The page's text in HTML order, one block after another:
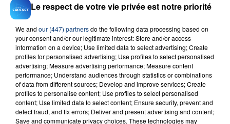
INCENDIE MORTEL À LENS : UNE FEMME ET
SON BÉBÉ ENTRE LA VIE ET LA...
Un homme s'est immolé par le feu après avoir
aspergé sa compagne et leur bébé de trois mois
d'un liquide inflammable.
20 juillet 2026
Le respect de votre vie privée est notre priorité
We and our (447) partnersdo the following data processing based on
your consent and/or our legitimate interest: Store and/or access
information on a device; Use limited data to select advertising; Create
profiles for personalised advertising; Use profiles to select personalised
advertising; Measure advertising performance; Measure content
performance; Understand audiences through statistics or combinations
of data from different sources; Develop and improve services; Create
profiles to personalise content; Use profiles to select personalised
content; Use limited data to select content; Ensure security, prevent and
detect fraud, and fix errors; Deliver and present advertising and content;
Save and communicate privacy choices. These technologies may